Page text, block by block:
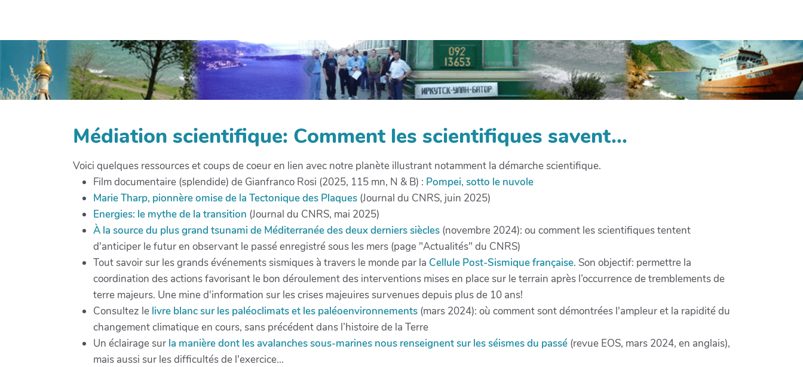
Médiation scientifique: Comment les scientifiques savent...
Voici quelques ressources et coups de coeur en lien avec notre planète illustrant notamment la démarche scientifique.
Film documentaire (splendide) de Gianfranco Rosi (2025, 115 mn, N & B) : Pompei, sotto le nuvole
Marie Tharp, pionnère omise de la Tectonique des Plaques (Journal du CNRS, juin 2025)
Energies: le mythe de la transition (Journal du CNRS, mai 2025)
À la source du plus grand tsunami de Méditerranée des deux derniers siècles (novembre 2024): ou comment les scientifiques tentent
d'anticiper le futur en observant le passé enregistré sous les mers (page "Actualités" du CNRS)
Tout savoir sur les grands événements sismiques à travers le monde par la Cellule Post-Sismique française. Son objectif: permettre la
coordination des actions favorisant le bon déroulement des interventions mises en place sur le terrain après l’occurrence de tremblements de
terre majeurs. Une mine d'information sur les crises majeuires survenues depuis plus de 10 ans!
Consultez le livre blanc sur les paléoclimats et les paléoenvironnements (mars 2024): où comment sont démontrées l'ampleur et la rapidité du
changement climatique en cours, sans précédent dans l’histoire de la Terre
Un éclairage sur la manière dont les avalanches sous-marines nous renseignent sur les séismes du passé (revue EOS, mars 2024, en anglais),
mais aussi sur les difficultés de l'exercice...